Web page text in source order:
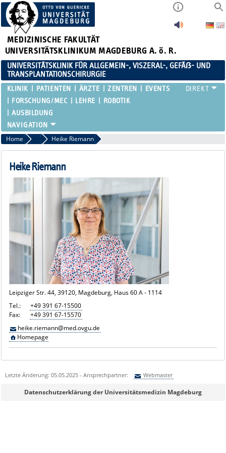
MEDIZINISCHE FAKULTÄT
UNIVERSITÄTSKLINIKUM MAGDEBURG A. ö. R.
UNIVERSITÄTSKLINIK FÜR ALLGEMEIN-, VISZERAL-, GEFÄẞ- UND
TRANSPLANTATIONSCHIRURGIE
KLINIK PATIENTEN ÄRZTE ZENTREN
EVENTS
FORSCHUNG/MEC
LEHRE
ROBOTIK
AUSBILDUNG
Home Chefsekretärin Übersicht
Heike Riemann
Heike Riemann
Leipziger Str. 44, 39120, Magdeburg, Haus 60 A - 1114
Tel.:
+49 391 67-15500
Fax:
+49 391 67-15570
heike.riemann@med.ovgu.de
Homepage
Letzte Änderung: 05.05.2025 - Ansprechpartner: Webmaster
Sie können eine Nachricht versenden an:Webmaster
Datenschutzerklärung der Universitätsmedizin Magdeburg